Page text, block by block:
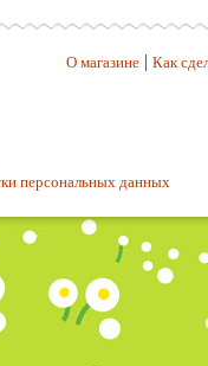
О магазине Как
персональных данных